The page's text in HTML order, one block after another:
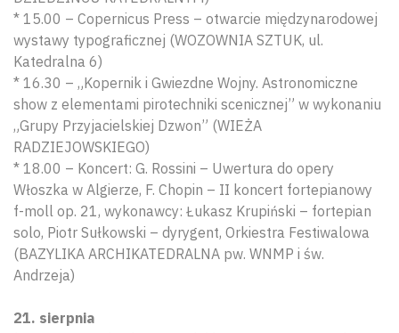
* 15.00 – Copernicus Press – otwarcie międzynarodowej
wystawy typograficznej (WOZOWNIA SZTUK, ul.
Katedralna 6)
* 16.30 – „Kopernik i Gwiezdne Wojny. Astronomiczne
show z elementami pirotechniki scenicznej” w wykonaniu
„Grupy Przyjacielskiej Dzwon” (WIEŻA
RADZIEJOWSKIEGO)
* 18.00 – Koncert: G. Rossini – Uwertura do opery
Włoszka w Algierze, F. Chopin – II koncert fortepianowy
f-moll op. 21, wykonawcy: Łukasz Krupiński – fortepian
solo, Piotr Sułkowski – dyrygent, Orkiestra Festiwalowa
(BAZYLIKA ARCHIKATEDRALNA pw. WNMP i św.
Andrzeja)
21. sierpnia